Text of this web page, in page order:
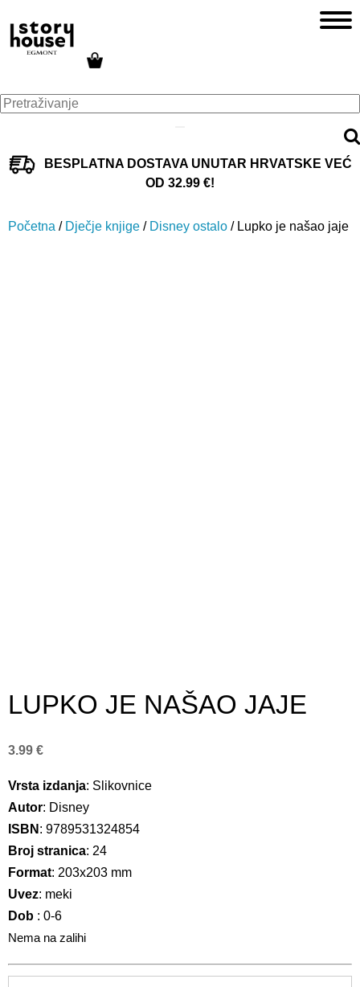
BESPLATNA DOSTAVA UNUTAR HRVATSKE VEĆ
OD 32.99 €!
Početna / Dječje knjige / Disney ostalo / Lupko je našao jaje
LUPKO JE NAŠAO JAJE
3.99 €
Vrsta izdanja: Slikovnice
Autor: Disney
ISBN : 9789531324854
Broj stranica: 24
Format: 203x203 mm
Uvez: meki
Dob : 0-6
Nema na zalihi